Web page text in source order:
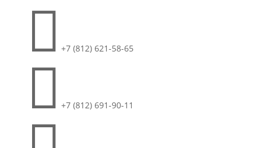
 +7 (812) 621-58-65
 +7 (812) 691-90-11